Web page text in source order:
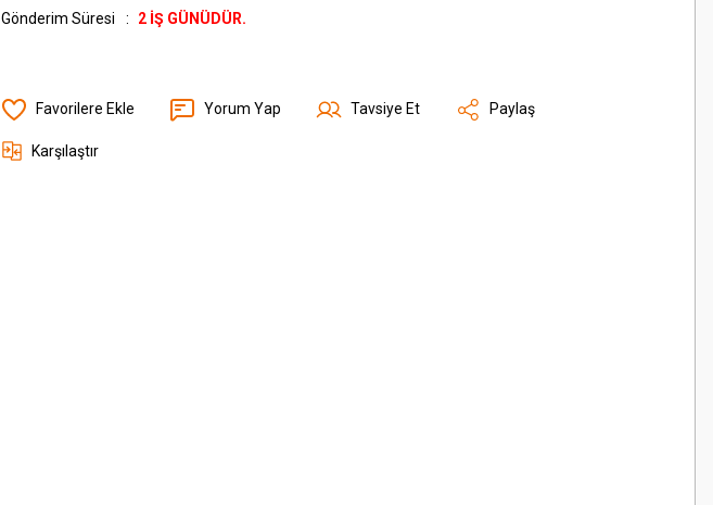
Gönderim Süresi
2 İŞ GÜNÜDÜR.
Yorum Yap Tavsiye Et Paylaş
Karşılaştır